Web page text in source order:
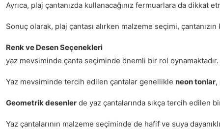
Ayrıca, plaj çantanızda kullanacağınız fermuarlara da dikkat
Sonuç olarak, plaj çantası alırken malzeme seçimi,
Renk ve Desen Seçenekleri
yaz mevsiminde çanta seçiminde önemli bir rol
Yaz mevsiminde tercih edilen çantalar genellikle neon tonlar,
Geometrik desenler de yaz çantalarında sıkça tercih edilen
Yaz çantalarının malzeme seçiminde de hafif ve suya